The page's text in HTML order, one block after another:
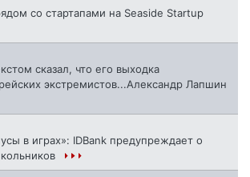
со стартапами на Seaside Startup
сказал, что его выходка
экстремистов...Александр Лапшин
в играх»: IDBank предупреждает о